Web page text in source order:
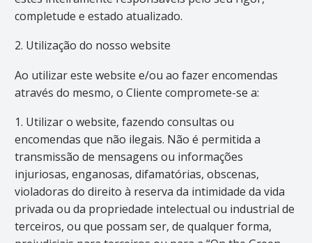
completude e estado atualizado.
2. Utilização do nosso website
Ao utilizar este website e/ou ao fazer encomendas
através do mesmo, o Cliente compromete-se a:
1. Utilizar o website, fazendo consultas ou
encomendas que não ilegais. Não é permitida a
transmissão de mensagens ou informações
injuriosas, enganosas, difamatórias, obscenas,
violadoras do direito à reserva da intimidade da vida
privada ou da propriedade intelectual ou industrial de
terceiros, ou que possam ser, de qualquer forma,